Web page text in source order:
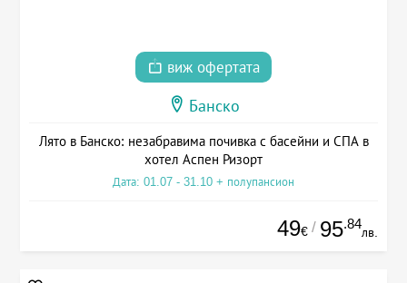
виж офертата
Банско
Лято в Банско: незабравима почивка с басейни и СПА в
хотел Аспен Ризорт
Дата: 01.07 - 31.10 + полупансион
49€ / 95.84
лв.